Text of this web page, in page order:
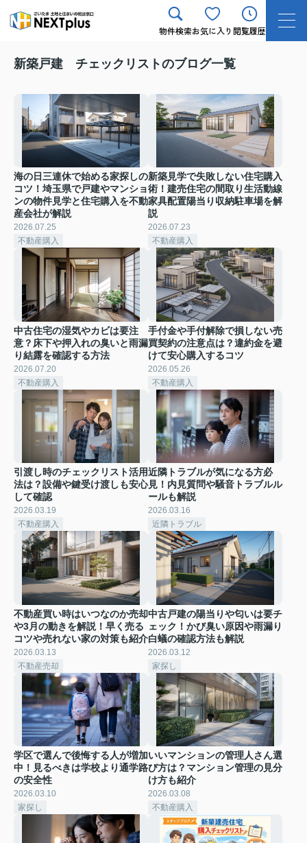
物件検索お気に入り 閲覧履歴
新築戸建 チェックリストのブログ一覧
海の日三連休で始める家探しの
コツ！埼玉県で戸建やマンショ
ンの物件見学と住宅購入を不動
産会社が解説
2026.07.25
不動産購入
新築見学で失敗しない住宅購入
術！建売住宅の間取り生活動線
家具配置陽当り収納駐車場を解
説
2026.07.23
不動産購入
中古住宅の湿気やカビは要注
意？床下や押入れの臭いと雨漏
り結露を確認する方法
2026.07.20
不動産購入
手付金や手付解除で損しない売
買契約の注意点は？違約金を避
けて安心購入するコツ
2026.05.26
不動産購入
引渡し時のチェックリスト活用
法は？設備や鍵受け渡しも安心
して確認
2026.03.19
不動産購入
近隣トラブルが気になる方必
見！内見質問や騒音トラブルル
ールも解説
2026.03.16
近隣トラブル
不動産買い時はいつなのか売却
や3月の動きを解説！早く売る
コツや売れない家の対策も紹介
2026.03.13
不動産売却
中古戸建の陽当りや匂いは要チ
ェック！かび臭い原因や雨漏り
白蟻の確認方法も解説
2026.03.12
家探し
学区で選んで後悔する人が増加
中！見るべきは学校より通学路
の安全性
2026.03.10
家探し
いいマンションの管理人さん選
び方は？マンション管理の見分
け方も紹介
2026.03.08
不動産購入